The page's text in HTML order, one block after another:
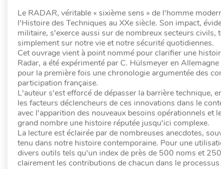
Le RADAR, véritable « sixième sens » de l'homme
l'Histoire des Techniques au XXe siècle. Son impact,
militaire, s'exerce aussi sur de nombreux secteurs
simplement sur notre vie et notre sécurité quotidiennes.
Cet ouvrage vient à point nommé pour clarifier une
Radar, a été expérimenté par C. Hülsmeyer en
pour la première fois une chronologie argumentée des
participation française.
L'auteur s'est efforcé de dépasser la barrière technique,
les facteurs déclencheurs de ces innovations dans le
avec l'apparition des nouveaux besoins opérationnels et
grand nombre une histoire réputée jusqu'ici complexe.
La lecture est éclairée par de nombreuses anecdotes,
tenu dans notre histoire contemporaine. Pour une
divers outils tels qu'un index de près de 500 noms et
clairement les contributions de chacun dans le